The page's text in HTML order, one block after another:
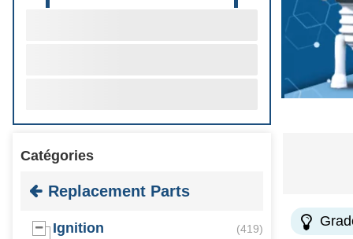
Catégories
Replacement Parts
Ignition (419)